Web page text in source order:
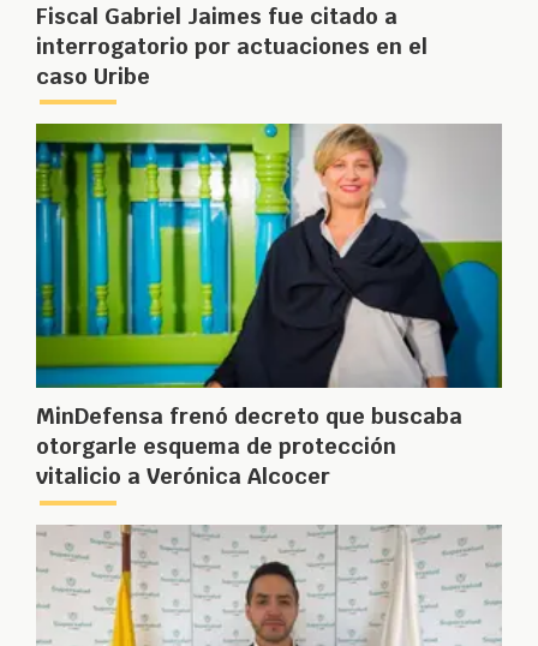
Fiscal Gabriel Jaimes fue citado a
interrogatorio por actuaciones en el
caso Uribe
MinDefensa frenó decreto que buscaba
otorgarle esquema de protección
vitalicio a Verónica Alcocer